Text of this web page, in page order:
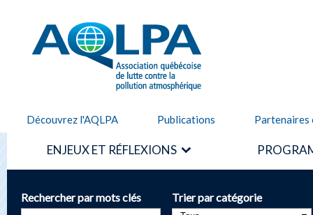
AQLPA
Découvrez l'AQLPA Publications Partenaires
ENJEUX ET RÉFLEXIONS
Rechercher par mots clés Trier par catégorie